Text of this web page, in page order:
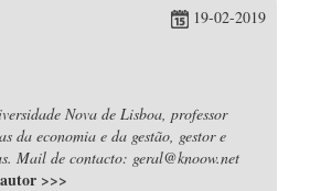
19-02-2019
Nova de Lisboa, professor
da economia e da gestão, gestor e
Mail de contacto: geral@knoow.net
>>>